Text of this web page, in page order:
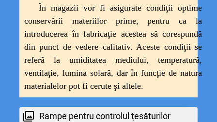
În magazii vor fi asigurate condiţii optime
conservării materiilor prime, pentru ca la
introducereaîn fabricaţie acestea să corespundă
din punct de vedere calitativ. Aceste condiţii se
referă la umiditatea mediului, temperatură,
ventilaţie, lumina solară, dar în funcţie de natura
materialelor pot fi cerute şi altele.
Rampe pentru controlul țesăturilor